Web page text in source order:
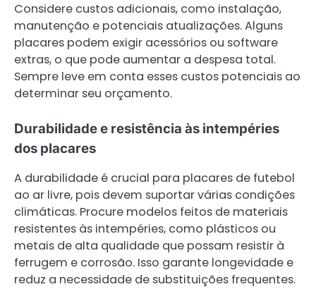
Considere custos adicionais, como instalação,
manutenção e potenciais atualizações. Alguns
placares podem exigir acessórios ou software
extras, o que pode aumentar a despesa total.
Sempre leve em conta esses custos potenciais ao
determinar seu orçamento.
Durabilidade e resistência às intempéries
dos placares
A durabilidade é crucial para placares de futebol
ao ar livre, pois devem suportar várias condições
climáticas. Procure modelos feitos de materiais
resistentes às intempéries, como plásticos ou
metais de alta qualidade que possam resistir à
ferrugem e corrosão. Isso garante longevidade e
reduz a necessidade de substituições frequentes.